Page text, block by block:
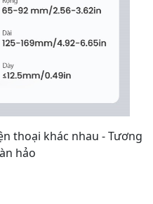
thoại khác nhau - Tương
hảo